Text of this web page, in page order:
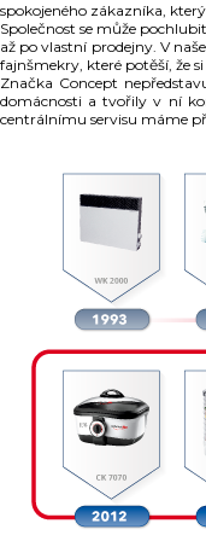
spokojeného zákazníka,
Společnost se může
až po vlastní prodejny. V
fajnšmekry, které potěší, že
Značka Concept
domácnosti a tvořily v ní
centrálnímu servisu máme